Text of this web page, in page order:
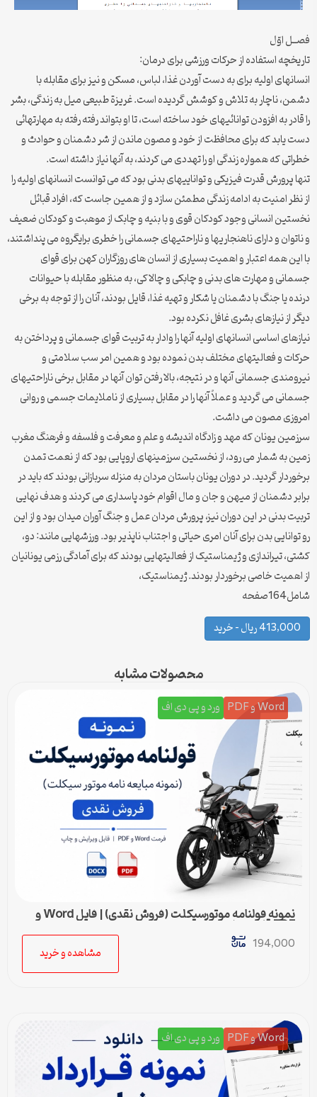
فصــل اوّل
تاریخچه استفاده از حرکات ورزشی برای درمان:
انسانهای اولیه برای به دست آوردن غذا، لباس، مسکن و نیز برای مقابله با
دشمن، ناچار به تلاش و کوشش گردیده است. غریزة طبیعی میل به زندگی، بشر
را قادر به افزودن توانائیهای خود ساخته است، تا او بتواند رفته رفته به مهارتهائی
دست یابد که برای محافظت از خود و مصون ماندن از شر دشمنان و حوادث و
خطراتی که همواره زندگی او را تهددی می کردند، به آنها نیاز داشته است.
تنها پرورش قدرت فیزیکی و تواناییهای بدنی بود که می توانست انسانهای اولیه را
از نظر امنیت به ادامه زندگی مطمئن سازد و از همین جاست که، افراد قبائل
نخستین انسانی وجود کودکان قوی و با بنیه و چابک از موهبت و کودکان ضعیف
و ناتوان و دارای ناهنجاریها و ناراحتیهای جسمانی را خطری برایگروه می پنداشتند،
با این همه اعتبار و اهمیت بسیاری از انسان های روزگاران کهن برای قوای
جسمانی و مهارت های بدنی و چابکی و چالاکی، به منظور مقابله با حیوانات
درنده یا جنگ با دشمنان یا شکار و تهیه غذا، قایل بودند، آنان را از توجه به برخی
دیگر از نیازهای بشری غافل نکرده بود.
نیازهای اساسی انسانهای اولیه آنها را وادار به تربیت قوای جسمانی و پرداختن به
حرکات و فعالیتهای مختلف بدن نموده بود و همین امر سب سلامتی و
نیرومندی جسمانی آنها و در نتیجه، بالا رفتن توان آنها در مقابل برخی ناراحتیهای
جسمانی می گردید و عملاً آنها را در مقابل بسیاری از ناملایمات جسمی و روانی
امروزی مصون می داشت.
سرزمین یونان که مهد و زادگاه اندیشه و علم و معرفت و فلسفه و فرهنگ مغرب
زمین به شمار می رود، از نخستین سرزمینهای اروپایی بود که از نعمت تمدن
برخوردار گردید. در دوران یونان باستان مردان به منزله سربازانی بودند که باید در
برابر دشمنان از میهن و جان و مال اقوام خود پاسداری می کردند و هدف نهایی
تربیت بدنی در این دوران نیز، پرورش مردان عمل و جنگ آوران میدان بود و از این
رو توانایی بدن برای آنان امری حیاتی و اجتناب ناپذیر بود. ورزشهایی مانند: دو،
کشتی، تیراندازی و ژیمناستیک از فعالیتهایی بودند که برای آمادگی رزمی یونانیان
از اهمیت خاصی برخوردار بودند. ژیمناستیک،
شامل164صفحه
413,000 ریال – خرید
محصولات مشابه
Word و PDF ورد و پی دی اف
نمونه قولنامه موتورسیکلت (فروش نقدی) | فایل Word و
PDF قابل ویرایش
194,000
مشاهده و خرید
Word و PDF ورد و پی دی اف